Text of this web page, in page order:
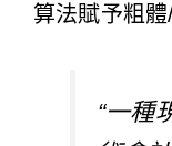
算法賦予粗
“一種